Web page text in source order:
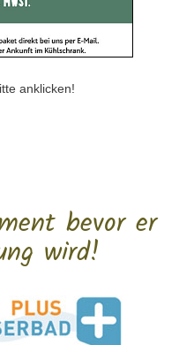
anklicken!
bevor er
wird!